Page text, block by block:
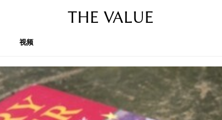
THE VALUE
视频